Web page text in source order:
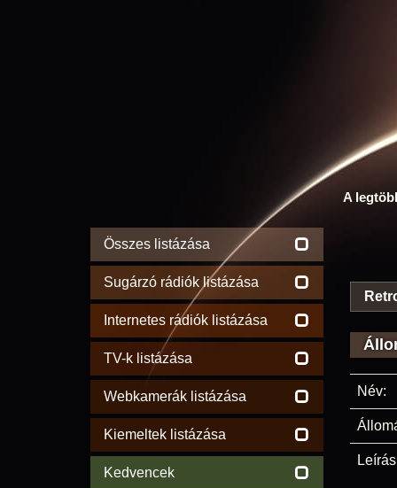
A
Összes listázása
Sugárzó rádiók listázása
Internetes rádiók listázása
TV-k listázása
Webkamerák listázása
Kiemeltek listázása
Kedvencek
Név: